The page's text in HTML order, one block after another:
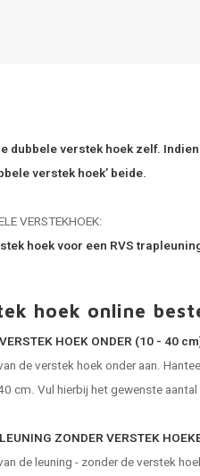
dubbele verstek hoek zelf.
verstek hoek’ beide.
VERSTEKHOEK:
hoek voor een RVS
hoek online
HOEK ONDER (10 - 40
de verstek hoek onder aan.
cm. Vul hierbij het gewenste
ZONDER VERSTEK
de leuning - zonder de verstek